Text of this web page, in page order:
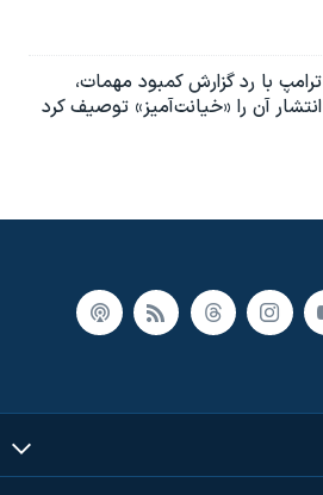
ترامپ با رد گزارش کمبود مهمات،
انتشار آن را «خیانت‌آمیز» توصیف کرد